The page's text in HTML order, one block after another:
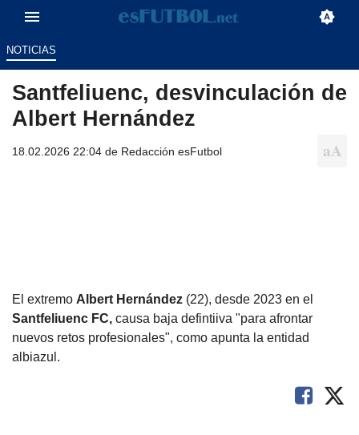
NOTICIAS
Santfeliuenc, desvinculación de
Albert Hernández
18.02.2026 22:04 de Redacción esFutbol
El extremo Albert Hernández (22), desde 2023 en el
Santfeliuenc FC, causa baja defintiiva "para afrontar
nuevos retos profesionales", como apunta la entidad
albiazul.